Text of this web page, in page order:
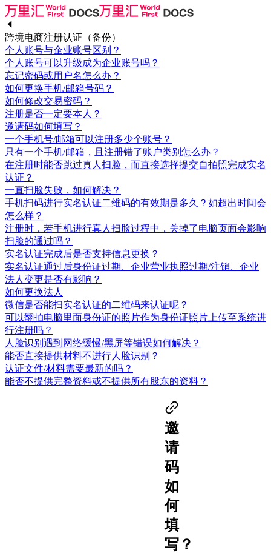
跨境电商注册认证（备份）
个人账号与企业账号区别？
个人账号可以升级成为企业账号吗？
忘记密码或用户名怎么办？
如何更换手机/邮箱号码？
如何修改交易密码？
注册是否一定要本人？
邀请码如何填写？
一个手机号/邮箱可以注册多少个账号？
只有一个手机/邮箱，且注册错了账户类别怎么办？
在注册时能否跳过真人扫脸，而直接选择提交自拍照完成实名
认证？
一直扫脸失败，如何解决？
手机扫码进行实名认证二维码的有效期是多久？如超出时间会
怎么样？
注册时，若手机进行真人扫脸过程中，关掉了电脑页面会影响
扫脸的通过吗？
实名认证完成后是否支持信息更换？
实名认证通过后身份证过期、企业营业执照过期/注销、企业
法人变更是否有影响？
如何更换法人
微信是否能扫实名认证的二维码来认证呢？
可以翻拍电脑里面身份证的照片作为身份证照片上传至系统进
行注册吗？
人脸识别遇到网络缓慢/黑屏等错误如何解决？
能否直接提供材料不进行人脸识别？
认证文件/材料需要最新的吗？
能否不提供完整资料或不提供所有股东的资料？
邀
请
码
如
何
填
写？